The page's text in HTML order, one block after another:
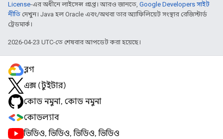
License-এর অধীনে লাইসেন্স প্রাপ্ত। আরও জানতে, Google Developers সাইট
নীতি দেখুন। Java হল Oracle এবং/অথবা তার অ্যাফিলিয়েট সংস্থার রেজিস্টার্ড
ট্রেডমার্ক।
2026-04-23 UTC-তে শেষবার আপডেট করা হয়েছে।
ব্লগ
এক্স (টুইটার)
কোড নমুনা, কোড নমুনা
কোডল্যাব
ভিডিও, ভিডিও, ভিডিও, ভিডিও